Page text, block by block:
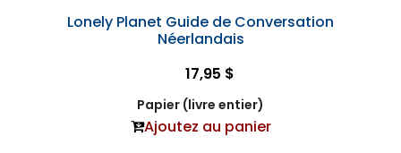
Lonely Planet Guide de Conversation
Néerlandais
17,95 $
Papier (livre entier)
Ajoutez au panier